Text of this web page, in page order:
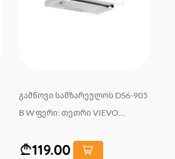
გამწოვი სამზარეულოს DS6-905
B W ფერი: თეთრი VIEVO...
119.00